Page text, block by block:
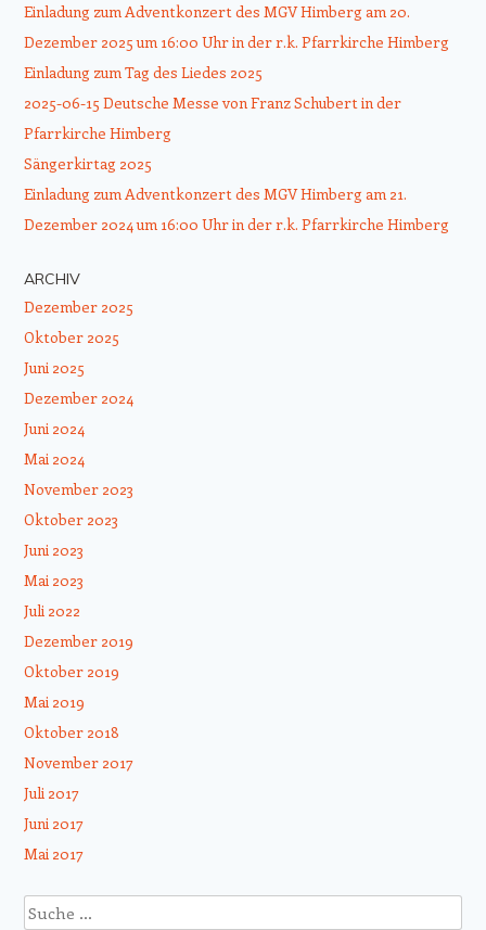
Einladung zum Adventkonzert des MGV Himberg am 20.
Dezember 2025 um 16:00 Uhr in der r.k. Pfarrkirche Himberg
Einladung zum Tag des Liedes 2025
2025-06-15 Deutsche Messe von Franz Schubert in der
Pfarrkirche Himberg
Sängerkirtag 2025
Einladung zum Adventkonzert des MGV Himberg am 21.
Dezember 2024 um 16:00 Uhr in der r.k. Pfarrkirche Himberg
ARCHIV
Dezember 2025
Oktober 2025
Juni 2025
Dezember 2024
Juni 2024
Mai 2024
November 2023
Oktober 2023
Juni 2023
Mai 2023
Juli 2022
Dezember 2019
Oktober 2019
Mai 2019
Oktober 2018
November 2017
Juli 2017
Juni 2017
Mai 2017
Suche